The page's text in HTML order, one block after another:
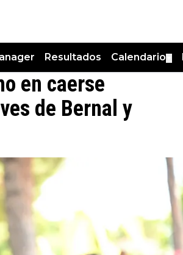
Resultados Calendario
en caerse
de Bernal y